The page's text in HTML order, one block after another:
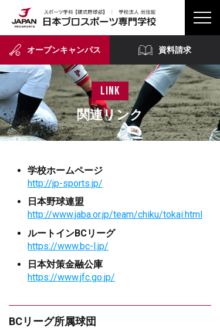
オープンキャンパス 資料請求
link
関連リンク
学校ホームページ
http://jp-sports.jp/
日本野球連盟
http://www.jaba.or.jp/team/chiku/tokai.html
ルートインBCリーグ
https://www.bc-l.jp/
日本対策金融公庫
https://www.jfc.go.jp/
BCリーグ所属球団